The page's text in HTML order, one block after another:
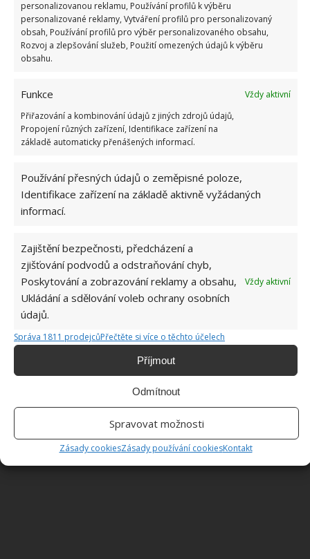
personalizovanou reklamu, Používání profilů k výběru
personalizované reklamy, Vytváření profilů pro personalizovaný
obsah, Používání profilů pro výběr personalizovaného obsahu,
Rozvoj a zlepšování služeb, Použití omezených údajů k výběru
obsahu.
Funkce
Vždy aktivní
Přiřazování a kombinování údajů z jiných zdrojů údajů,
Propojení různých zařízení, Identifikace zařízení na
základě automaticky přenášených informací.
Používání přesných údajů o zeměpisné poloze,
Identifikace zařízení na základě aktivně vyžádaných
informací.
Zajištění bezpečnosti, předcházení a
zjišťování podvodů a odstraňování chyb,
Poskytování a zobrazování reklamy a obsahu,
Ukládání a sdělování voleb ochrany osobních
údajů.
Vždy aktivní
Správa 1811 prodejcůPřečtěte si více o těchto účelech
Příjmout
Odmítnout
Spravovat možnosti
Zásady cookiesZásady používání cookiesKontakt
kamarádi. Netřeba říkat, že tyto děti jsou skutečně
rozmazlené. Takový luxus ale samozřejmě žádné
dítě nepotřebuje.
Fotografie: SWNS